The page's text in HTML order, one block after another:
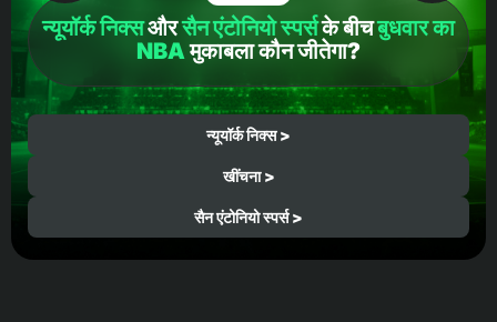
न्यूयॉर्क निक्सऔरसैन एंटोनियो स्पर्सके बीचबुधवार का
NBAमुकाबला कौन जीतेगा?
न्यूयॉर्क निक्स >
खींचना >
सैन एंटोनियो स्पर्स >